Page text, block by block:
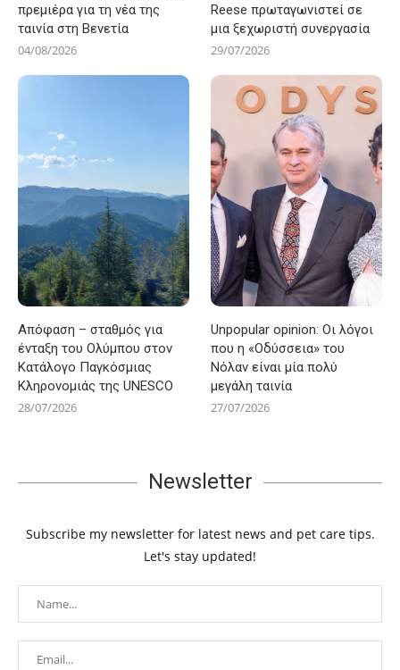
πρεμιέρα για τη νέα της
ταινία στη Βενετία
04/08/2026
Reese πρωταγωνιστεί σε
μια ξεχωριστή συνεργασία
29/07/2026
Απόφαση – σταθμός για
ένταξη του Ολύμπου στον
Κατάλογο Παγκόσμιας
Κληρονομιάς της UNESCO
28/07/2026
Unpopular opinion: Οι λόγοι
που η «Οδύσσεια» του
Νόλαν είναι μία πολύ
μεγάλη ταινία
27/07/2026
Newsletter
Subscribe my newsletter for latest news and pet care tips.
Let's stay updated!